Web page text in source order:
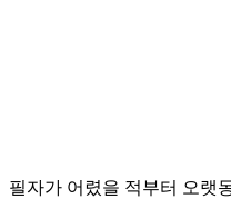
필자가 어렸을 적부터 오랫